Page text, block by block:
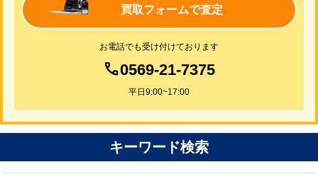
買取フォームで査定
お電話でも受け付けております
0569-21-7375
平日9:00~17:00
キーワード検索